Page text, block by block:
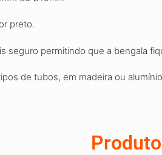
preto.
seguro permitindo que a bengala
de tubos, em madeira ou